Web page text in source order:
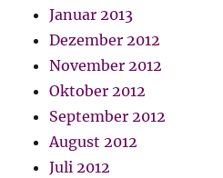
Januar 2013
Dezember 2012
November 2012
Oktober 2012
September 2012
August 2012
Juli 2012